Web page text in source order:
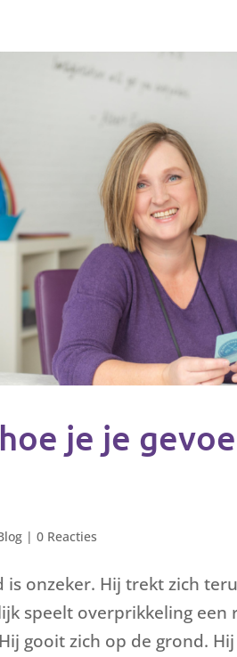
je je
| 0 Reacties
is onzeker. Hij trekt zich
speelt overprikkeling een
gooit zich op de grond.